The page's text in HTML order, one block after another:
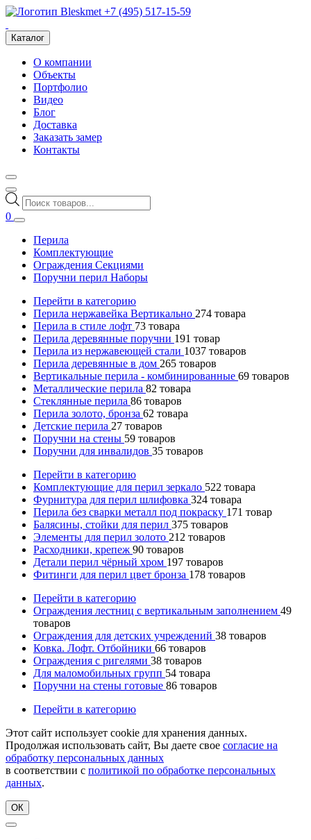
+7 (495) 517-15-59
Каталог
О компании
Объекты
Портфолио
Видео
Блог
Доставка
Заказать замер
Контакты
Поиск
товаров
0
Перила
Комплектующие
Ограждения Секциями
Поручни перил Наборы
Перейти в категорию
Перила нержавейка Вертикально 274 товара
Перила в стиле лофт 73 товара
Перила деревянные поручни 191 товар
Перила из нержавеющей стали 1037 товаров
Перила деревянные в дом 265 товаров
Вертикальные перила - комбинированные 69 товаров
Металлические перила 82 товара
Стеклянные перила 86 товаров
Перила золото, бронза 62 товара
Детские перила 27 товаров
Поручни на стены 59 товаров
Поручни для инвалидов 35 товаров
Перейти в категорию
Комплектующие для перил зеркало 522 товара
Фурнитура для перил шлифовка 324 товара
Перила без сварки металл под покраску 171 товар
Балясины, стойки для перил 375 товаров
Элементы для перил золото 212 товаров
Расходники, крепеж 90 товаров
Детали перил чёрный хром 197 товаров
Фитинги для перил цвет бронза 178 товаров
Перейти в категорию
Ограждения лестниц с вертикальным заполнением 49
товаров
Ограждения для детских учреждений 38 товаров
Ковка. Лофт. Отбойники 66 товаров
Ограждения с ригелями 38 товаров
Для маломобильных групп 54 товара
Поручни на стены готовые 86 товаров
Перейти в категорию
Этот сайт использует cookie для хранения данных.
Продолжая использовать сайт, Вы даете свое согласие на
обработку персональных данных
в соответствии с политикой по обработке персональных
данных.
ОК